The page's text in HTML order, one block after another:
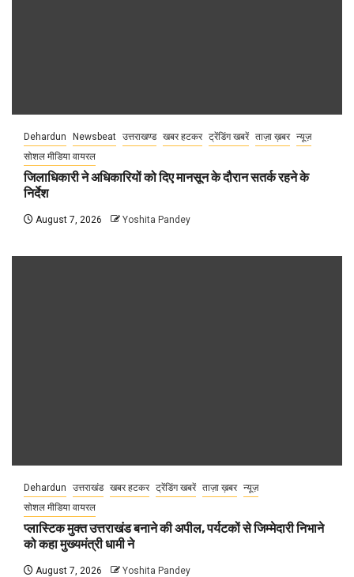
Dehardun Newsbeat उत्तराखण्ड खबर हटकर ट्रेंडिंग खबरें ताज़ा ख़बर न्यूज़
सोशल मीडिया वायरल
जिलाधिकारी ने अधिकारियों को दिए मानसून के दौरान सतर्क रहने के
निर्देश
August 7, 2026 Yoshita Pandey
Dehardun उत्तराखंड खबर हटकर ट्रेंडिंग खबरें ताज़ा ख़बर न्यूज़
सोशल मीडिया वायरल
प्लास्टिक मुक्त उत्तराखंड बनाने की अपील, पर्यटकों से जिम्मेदारी निभाने
को कहा मुख्यमंत्री धामी ने
August 7, 2026 Yoshita Pandey